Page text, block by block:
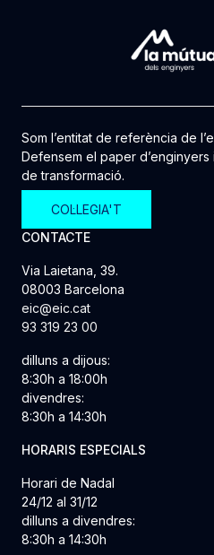
Som l’entitat de referència de
Defensem el paper
de transformació.
COL·LEGIA'T
CONTACTE
Via Laietana, 39.
08003 Barcelona
eic@eic.cat
93 319 23 00
dilluns a dijous:
8:30h a 18:00h
divendres:
8:30h a 14:30h
HORARIS ESPECIALS
Horari de Nadal
24/12 al 31/12
dilluns a divendres:
8:30h a 14:30h